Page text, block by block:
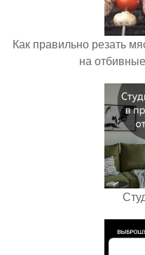
Как правильно резать
на